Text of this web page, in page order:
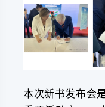
本次新书发布会